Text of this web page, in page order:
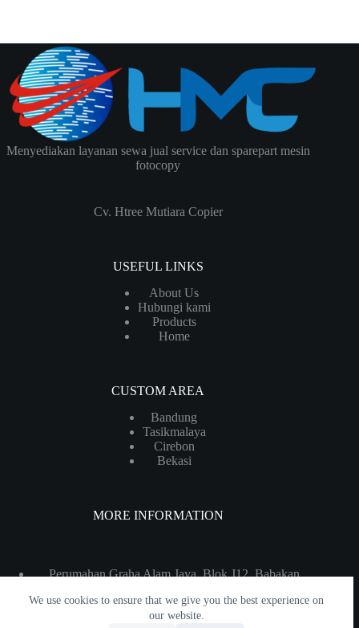
We use cookies to ensure that we give you the best experience on
our website.
Menyediakan layanan sewa jual service dan sparepart mesin
fotocopy
Cv. Htree Mutiara Copier
USEFUL LINKS
About Us
Hubungi kami
Products
Home
CUSTOM AREA
Bandung
Tasikmalaya
Cirebon
Bekasi
MORE INFORMATION
Perumahan Graha Alam Jaya, Blok J12, Babakan
Barat 45193
Whatsapp : 081219992577